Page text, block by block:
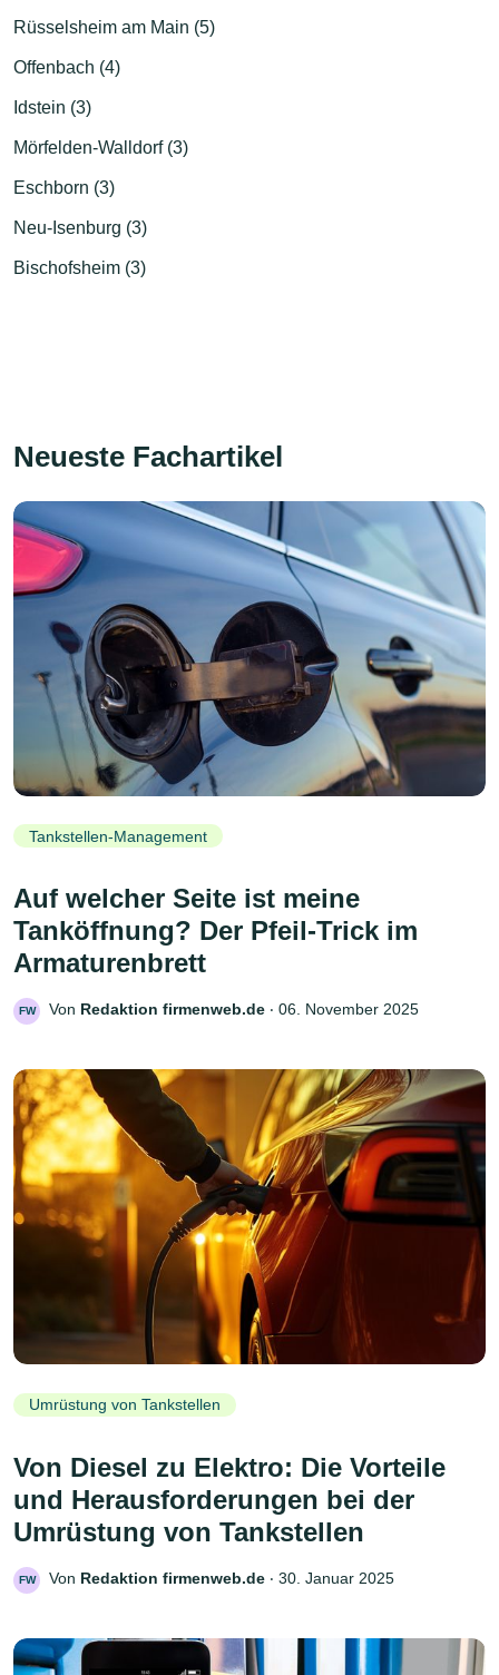
Rüsselsheim am Main (5)
Offenbach (4)
Idstein (3)
Mörfelden-Walldorf (3)
Eschborn (3)
Neu-Isenburg (3)
Bischofsheim (3)
Neueste Fachartikel
Tankstellen-Management
Auf welcher Seite ist meine
Tanköffnung? Der Pfeil-Trick im
Armaturenbrett
FW Von Redaktion firmenweb.de ‧ 06. November 2025
Umrüstung von Tankstellen
Von Diesel zu Elektro: Die Vorteile
und Herausforderungen bei der
Umrüstung von Tankstellen
FW Von Redaktion firmenweb.de ‧ 30. Januar 2025